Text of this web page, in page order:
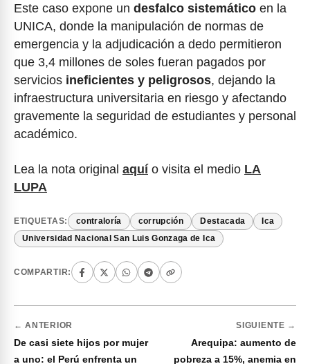
Este caso expone un desfalco sistemático en la
UNICA, donde la manipulación de normas de
emergencia y la adjudicación a dedo permitieron
que 3,4 millones de soles fueran pagados por
servicios ineficientes y peligrosos, dejando la
infraestructura universitaria en riesgo y afectando
gravemente la seguridad de estudiantes y personal
académico.
Lea la nota original aquío visita el medio LA
LUPA
ETIQUETAS: contraloría corrupción Destacada Ica
Universidad Nacional San Luis Gonzaga de Ica
COMPARTIR:
← ANTERIOR
De casi siete hijos por mujer
a uno: el Perú enfrenta un
SIGUIENTE →
Arequipa: aumento de
pobreza a 15%, anemia en